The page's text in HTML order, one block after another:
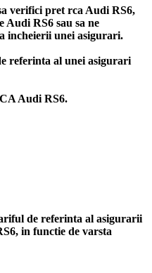
verifici pret rca Audi RS6,
Audi RS6 sau sa ne
incheierii unei asigurari.
referinta al unei asigurari
Audi RS6.
de referinta al asigurarii
in functie de varsta